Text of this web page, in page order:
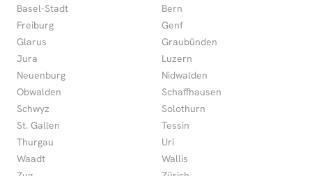
Basel-Stadt
Bern
Freiburg
Genf
Glarus
Graubünden
Jura
Luzern
Neuenburg
Nidwalden
Obwalden
Schaffhausen
Schwyz
Solothurn
St. Gallen
Tessin
Thurgau
Uri
Waadt
Wallis